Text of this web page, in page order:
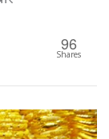
96
Shares